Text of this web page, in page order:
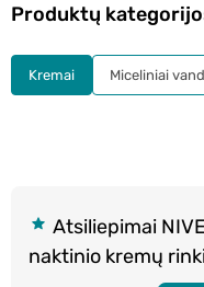
Atsiliepimai
naktinio kremų
Produktų
Kremai Miceliniai